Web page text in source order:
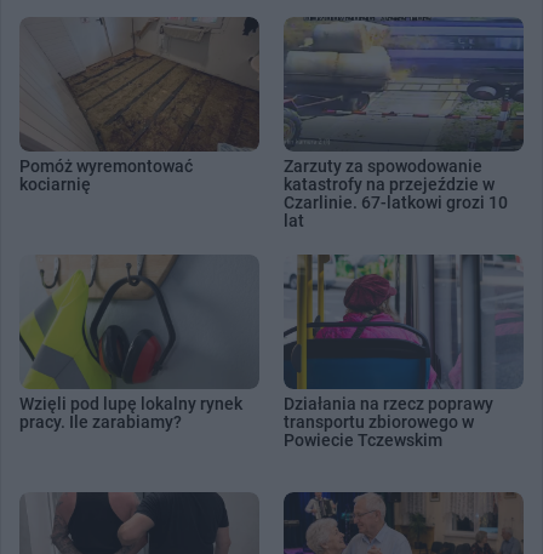
Pomóż wyremontować
kociarnię
Zarzuty za spowodowanie
katastrofy na przejeździe w
Czarlinie. 67-latkowi grozi 10
lat
Wzięli pod lupę lokalny rynek
pracy. Ile zarabiamy?
Działania na rzecz poprawy
transportu zbiorowego w
Powiecie Tczewskim